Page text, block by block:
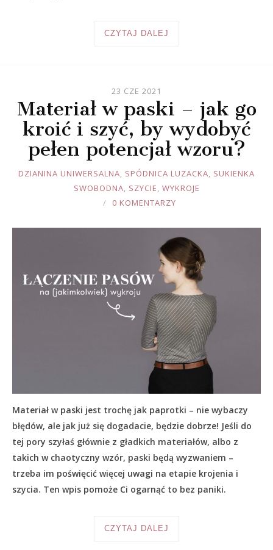
CZYTAJ DALEJ
23 CZE 2021
Materiał w paski – jak go
kroić i szyć, by wydobyć
pełen potencjał wzoru?
JOULE
DZIANINA UNIWERSALNA, SPÓDNICA LUZACKA, SUKIENKA
SWOBODNA, SZYCIE, WYKROJE
0 KOMENTARZY
Materiał w paski jest trochę jak paprotki – nie wybaczy
błędów, ale jak już się dogadacie, będzie dobrze! Jeśli do
tej pory szyłaś głównie z gładkich materiałów, albo z
takich w chaotyczny wzór, paski będą wyzwaniem –
trzeba im poświęcić więcej uwagi na etapie krojenia i
szycia. Ten wpis pomoże Ci ogarnąć to bez paniki.
CZYTAJ DALEJ